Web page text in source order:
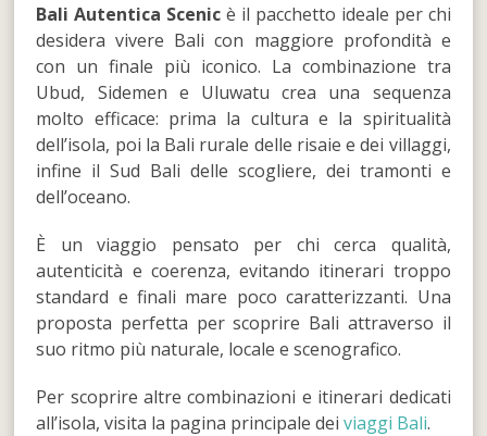
Bali Autentica Scenic è il pacchetto ideale per chi
desidera vivere Bali con maggiore profondità e
con un finale più iconico. La combinazione tra
Ubud, Sidemen e Uluwatu crea una sequenza
molto efficace: prima la cultura e la spiritualità
dell’isola, poi la Bali rurale delle risaie e dei villaggi,
infine il Sud Bali delle scogliere, dei tramonti e
dell’oceano.
È un viaggio pensato per chi cerca qualità,
autenticità e coerenza, evitando itinerari troppo
standard e finali mare poco caratterizzanti. Una
proposta perfetta per scoprire Bali attraverso il
suo ritmo più naturale, locale e scenografico.
Per scoprire altre combinazioni e itinerari dedicati
all’isola, visita la pagina principale deiviaggi Bali.